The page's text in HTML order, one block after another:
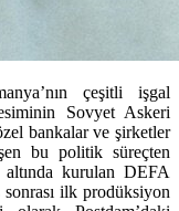
çeşitli işgal
Sovyet Askeri
bankalar ve şirketler
bu politik süreçten
altında kurulan DEFA
ilk prodüksiyon